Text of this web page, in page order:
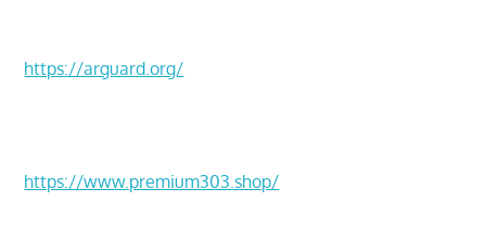
https://arguard.org/
https://www.premium303.shop/